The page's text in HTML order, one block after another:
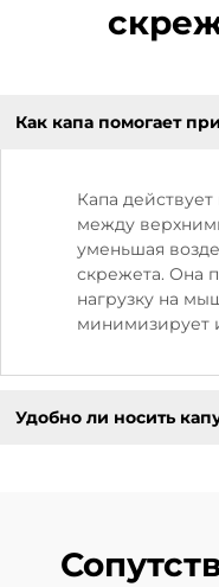
Как капа помогает
Капа
между
уменьшая
скрежета. Она
нагрузку на
минимизирует
Удобно ли носить